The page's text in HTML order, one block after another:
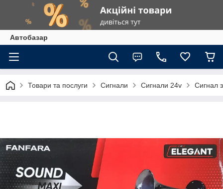
Автобазар
Товари та послуги Сигнали Сигнали 24v Сигнал